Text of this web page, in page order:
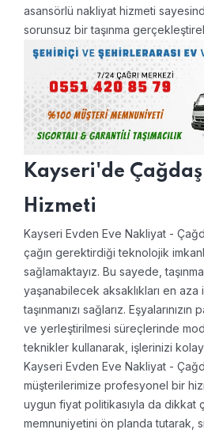
asansörlü nakliyat hizmeti
sorunsuz bir taşınma
Kayseri'de
Hizmeti
Kayseri Evden Eve Nakliyat -
çağın gerektirdiği teknolojik
sağlamaktayız. Bu sayede,
yaşanabilecek aksaklıkları en aza
taşınmanızı sağlarız. Eşyalarınızın
ve yerleştirilmesi süreçlerinde
teknikler kullanarak, işlerinizi
Kayseri Evden Eve Nakliyat -
müşterilerimize profesyonel bir
uygun fiyat politikasıyla da dikkat
memnuniyetini ön planda tutarak,